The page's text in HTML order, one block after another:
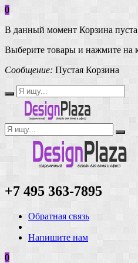
0
В данный момент Корзина
Выберите товары и нажмите на
Сообщение: Пустая Корзина
+7 495 363-7895
Обратная связь
Напишите нам
0